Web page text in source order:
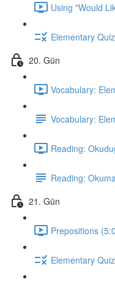
Using "Would
Elementary
20. Gün
Vocabulary:
Vocabulary:
Reading:
Reading:
21. Gün
Prepositions
Elementary